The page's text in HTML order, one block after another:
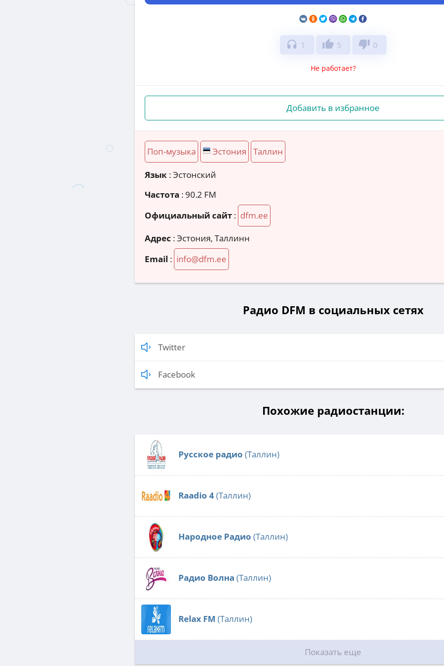
headphones 1 thumb_up 5 thumb_down 0
Не работает?
Добавить в избранное
Поп-музыка Эстония Таллин
Язык : Эстонский
Частота : 90.2 FM
Официальный сайт : dfm.ee
Адрес :Эстония, Таллинн
Email : info@dfm.ee
Радио DFM в социальных сетях
Twitter
Facebook
Похожие радиостанции:
Русское радио (Таллин)
Raadio 4(Таллин)
Народное Радио (Таллин)
Радио Волна (Таллин)
Relax FM (Таллин)
Показать еще